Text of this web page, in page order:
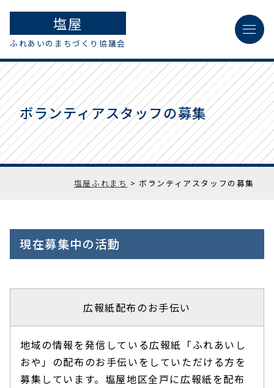
塩屋
ふれあいのまちづくり協議会
menu
ボランティアスタッフの募集
塩屋ふれまち > ボランティアスタッフの募集
現在募集中の活動
広報紙配布のお手伝い
地域の情報を発信している広報紙「ふれあいし
おや」の配布のお手伝いをしていただける方を
募集しています。塩屋地区全戸に広報紙を配布